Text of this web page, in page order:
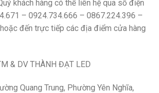
khách hàng có thể liên hệ qua số điện
– 0924.734.666 – 0867.224.396 –
đến trực tiếp các địa điểm cửa hàng
& DV THÀNH ĐẠT LED
Quang Trung, Phường Yên Nghĩa,